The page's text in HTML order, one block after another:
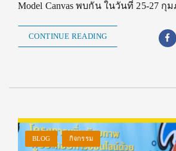
Model Canvas พบกัน ในวันที่ 25-27
CONTINUE READING
BLOG กิจกรรม